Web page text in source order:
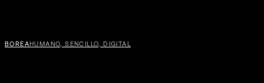
BOREAHUMANO, SENCILLO, DIGITAL